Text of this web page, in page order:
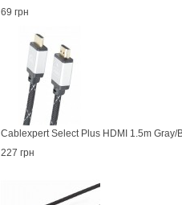
69 грн
Cablexpert Select Plus HDMI 1.5m Gray/
227 грн